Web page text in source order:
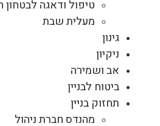
טיפול ודאגה לבטחון
מעלית שבת
גינון
ניקיון
אב ושמירה
ביטוח לבניין
תחזוק בניין
מהנדס חברת ניהול